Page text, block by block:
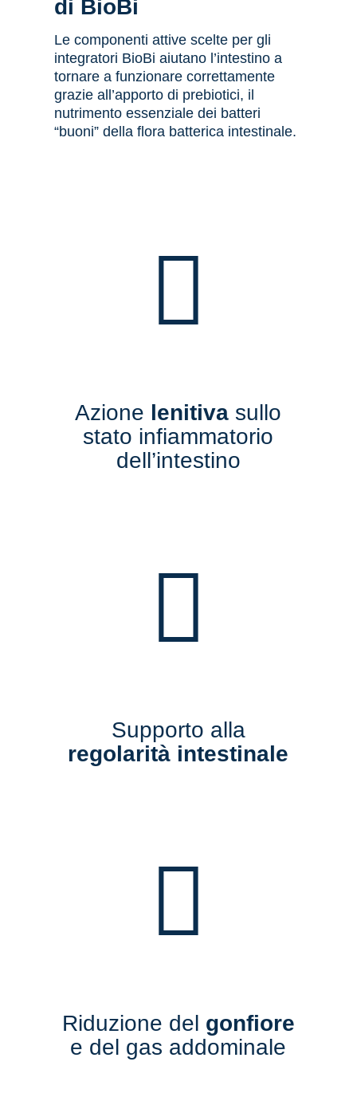
di BioBi
Le componenti attive scelte per gli
integratori BioBi aiutano l’intestino a
tornare a funzionare correttamente
grazie all’apporto di prebiotici, il
nutrimento essenziale dei batteri
“buoni” della flora batterica intestinale.
Azione lenitiva sullo
stato infiammatorio
dell’intestino
Supporto alla
regolarità intestinale
Riduzione del gonfiore
e del gas addominale